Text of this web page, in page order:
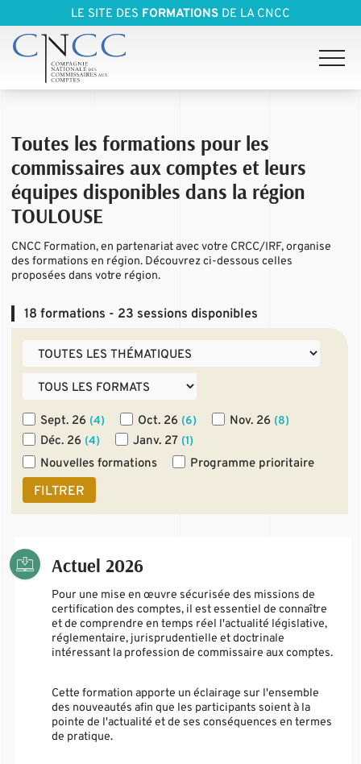
LE SITE DES FORMATIONS DE LA CNCC
Toutes les formations pour les
commissaires aux comptes et leurs
équipes disponibles dans la région
TOULOUSE
CNCC Formation, en partenariat avec votre CRCC/IRF, organise
des formations en région. Découvrez ci-dessous celles
proposées dans votre région.
18 formations - 23 sessions disponibles
Sept. 26 (4) Oct. 26 (6) Nov. 26 (8)
Déc. 26 (4) Janv. 27 (1)
Nouvelles formations Programme prioritaire
FILTRER
Actuel 2026
Pour une mise en œuvre sécurisée des missions de
certification des comptes, il est essentiel de connaître
et de comprendre en temps réel l'actualité législative,
réglementaire, jurisprudentielle et doctrinale
intéressant la profession de commissaire aux comptes.
Cette formation apporte un éclairage sur l'ensemble
des nouveautés afin que les participants soient à la
pointe de l'actualité et de ses conséquences en termes
de pratique.